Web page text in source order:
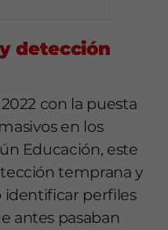
detección
con la puesta
en los
Educación, este
temprana y
perfiles
antes pasaban